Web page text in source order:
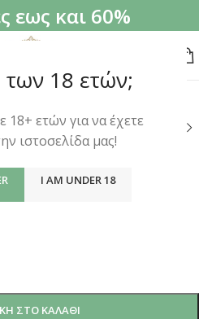
των 18 ετών;
18+ ετών για να έχετε
ιστοσελίδα μας!
I AM UNDER 18
εως και 60%
ΣΤΟ ΚΑΛΆΘΙ